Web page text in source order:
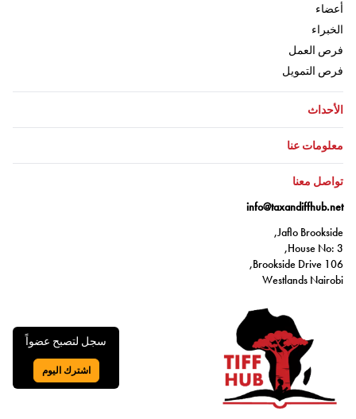
أعضاء
الخبراء
فرص العمل
فرص التمويل
الأحداث
معلومات عنا
اذهب إلى:
تواصل معنا
info@taxandiffhub.net
Jaflo Brookside,
House No: 3,
106 Brookside Drive,
Westlands Nairobi
سجل لتصبح عضواً
اذهب إلى:
اشترك اليوم